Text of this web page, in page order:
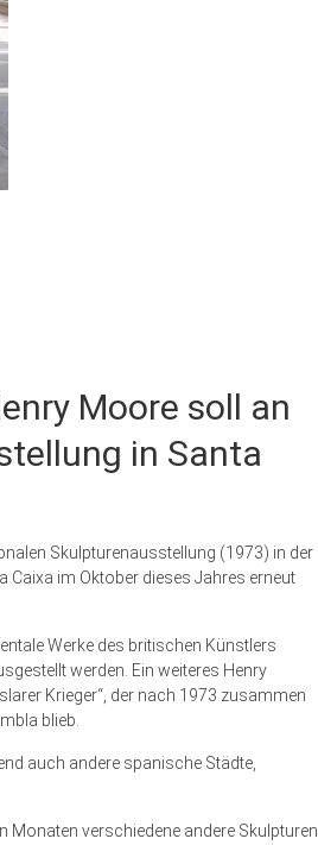
Moore soll an
in Santa
Skulpturenausstellung (1973) in der
Caixa im Oktober dieses Jahres erneut
Werke des britischen Künstlers
werden. Ein weiteres Henry
Krieger“, der nach 1973 zusammen
blieb.
auch andere spanische Städte,
Monaten verschiedene andere Skulpturen